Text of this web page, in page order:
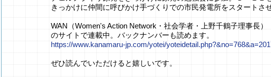
きっかけに仲間に呼びかけ手づくりでの市民発電所をスタートさ
WAN（Women's Action Network・社会学者・上野千鶴子理事長）
のサイトで連載中。バックナンバーも読めます。
https://www.kanamaru-jp.com/yotei/
ぜひ読んでいただけると嬉しいです。